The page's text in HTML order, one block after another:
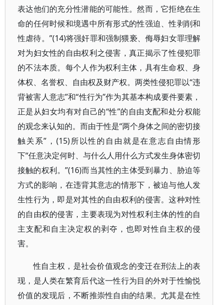
表达他们的充分性潜能的可能性。然而，它拒绝在生
命的任何时候和境遇中所有形式的性强迫、性剥削和
性虐待。”(14)将强奸罪和强制猥亵、侮辱妇女罪理解
对为妇女性的自由权利之侵害，真正揭示了性侵犯罪
的不法本质。每个人作为权利主体，具有生命权、身
体权、名誉权、自由权及财产权。两类性侵犯罪以“违
背被害人意志”和“性行为”作为其基本构成要件要素，
正是从妇女均有对自己的“性”的自由支配和处分权能
的观念来认知的。而由于性是“两个身体之间的密切接
触关系”，(15)所以性的自由就是在意志自由情形
下“任意决定何时、与什么人用什么方式发生身体密切
接触的权利。”(16)而当其性的主体受到暴力、胁迫等
方式的影响，在违背其意志的情形下，被迫与他人发
生性行为，即是对其性的自由权利的侵害。这种对性
的自由权的侵害，主要表现为对性权利主体的性的自
主支配和自主决定权的剥夺，也即对性自主权的侵
害。
性自主权，是社会价值观念的变迁在刑法上的表
现，是人类在繁育后代这一性行为目的外对于性愉悦
价值的发现后，不断推崇性自由的结果。尤其是在性